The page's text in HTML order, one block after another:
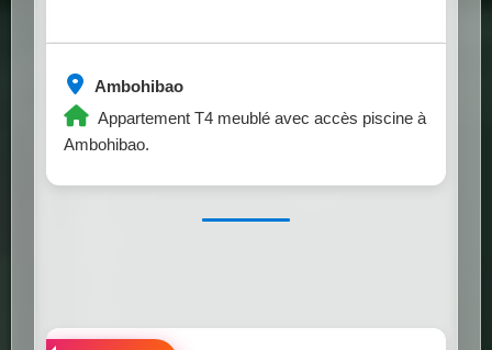
Ambohibao
Appartement T4 meublé avec accès piscine à
Ambohibao.